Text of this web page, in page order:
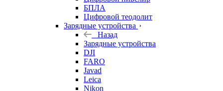
БПЛА
Цифровой теодолит
Зарядные устройства
Назад
Зарядные устройства
DJI
FARO
Javad
Leica
Nikon